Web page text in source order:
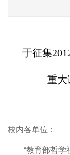
于征集
重大
校内各单位：
“教育部哲学